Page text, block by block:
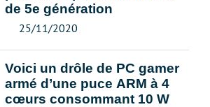
de 5e génération
25/11/2020
Voici un drôle de PC gamer
armé d’une puce ARM à 4
cœurs consommant 10 W